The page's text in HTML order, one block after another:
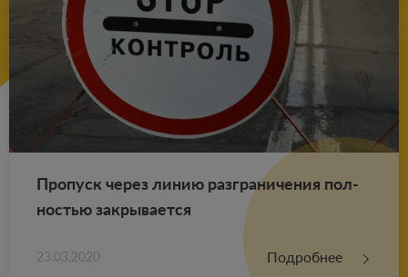
Про­пуск через линию раз­гра­ни­че­ния пол­
но­стью за­кры­ва­ет­ся
23.03.2020 Подробнее